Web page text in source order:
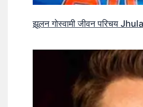
झूलन गोस्वामी जीवन परिचय